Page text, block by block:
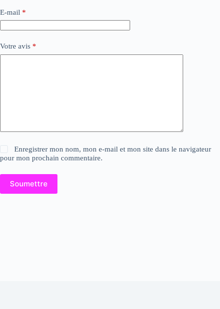
E-mail *
Votre avis *
Enregistrer mon nom, mon e-mail et mon site dans le navigateur
pour mon prochain commentaire.
Soumettre